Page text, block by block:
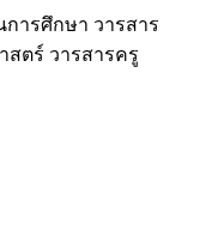
ารศึกษา วารสาร
สตร์ วารสารครู